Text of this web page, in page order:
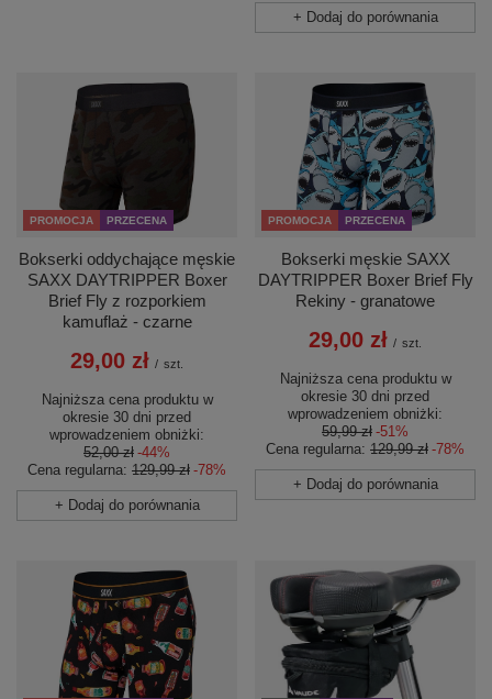
+ Dodaj do porównania
PROMOCJA PRZECENA
Bokserki oddychające męskie
SAXX DAYTRIPPER Boxer
Brief Fly z rozporkiem
kamuflaż - czarne
29,00 zł / szt.
Najniższa cena produktu w
okresie 30 dni przed
wprowadzeniem obniżki:
52,00 zł -44%
Cena regularna: 129,99 zł -78%
+ Dodaj do porównania
PROMOCJA PRZECENA
Bokserki męskie SAXX
DAYTRIPPER Boxer Brief Fly
Rekiny - granatowe
29,00 zł / szt.
Najniższa cena produktu w
okresie 30 dni przed
wprowadzeniem obniżki:
59,99 zł -51%
Cena regularna: 129,99 zł -78%
+ Dodaj do porównania